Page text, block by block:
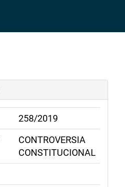
258/2019
CONTROVERSIA
CONSTITUCIONAL